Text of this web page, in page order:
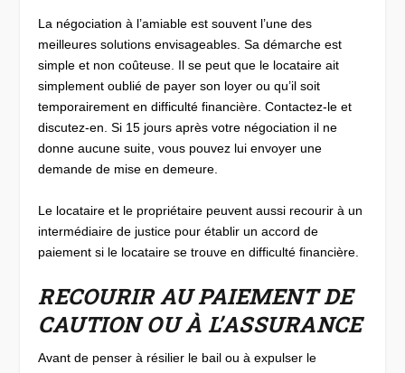
La négociation à l’amiable est souvent l’une des
meilleures solutions envisageables. Sa démarche est
simple et non coûteuse. Il se peut que le locataire ait
simplement oublié de payer son loyer ou qu’il soit
temporairement en difficulté financière. Contactez-le et
discutez-en. Si 15 jours après votre négociation il ne
donne aucune suite, vous pouvez lui envoyer une
demande de mise en demeure.
Le locataire et le propriétaire peuvent aussi recourir à un
intermédiaire de justice pour établir un accord de
paiement si le locataire se trouve en difficulté financière.
RECOURIR AU PAIEMENT DE
CAUTION OU À L’ASSURANCE
Avant de penser à résilier le bail ou à expulser le